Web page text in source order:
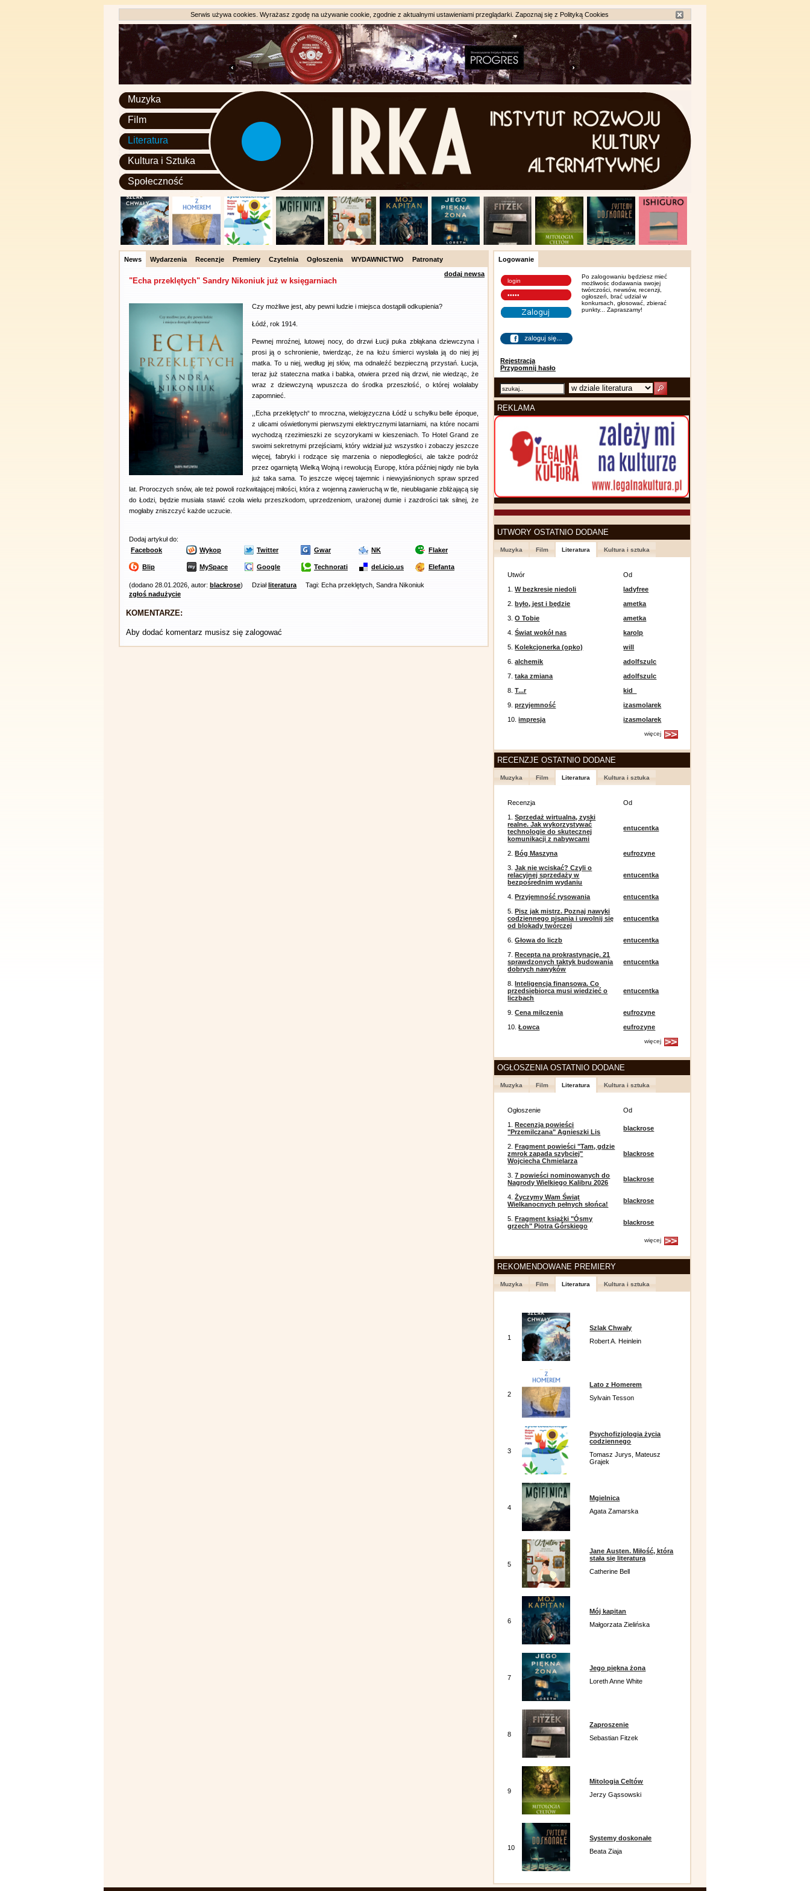
Serwis używa cookies. Wyrażasz zgodę na używanie cookie, zgodnie z aktualnymi ustawieniami przeglądarki. Zapoznaj się z Polityką Cookies
Muzyka
Film
Literatura
Kultura i Sztuka
Społeczność
News Wydarzenia Recenzje Premiery Czytelnia Ogłoszenia WYDAWNICTWO
Patronaty
dodaj newsa
"Echa przeklętych" Sandry Nikoniuk już w księgarniach
Czy możliwe jest, aby pewni ludzie i miejsca dostąpili odkupienia?
Łódź, rok 1914.
Pewnej mroźnej, lutowej nocy, do drzwi Łucji puka zbłąkana dziewczyna i
prosi ją o schronienie, twierdząc, że na łożu śmierci wysłała ją do niej jej
matka. To u niej, według jej słów, ma odnaleźć bezpieczną przystań. Łucja,
teraz już stateczna matka i babka, otwiera przed nią drzwi, nie wiedząc, że
wraz z dziewczyną wpuszcza do środka przeszłość, o której wolałaby
zapomnieć.
,,Echa przeklętych“ to mroczna, wielojęzyczna Łódź u schyłku belle époque,
z ulicami oświetlonymi pierwszymi elektrycznymi latarniami, na które nocami
wychodzą rzezimieszki ze scyzorykami w kieszeniach. To Hotel Grand ze
swoimi sekretnymi przejściami, który widział już wszystko i zobaczy jeszcze
więcej, fabryki i rodzące się marzenia o niepodległości, ale także podróż
przez ogarniętą Wielką Wojną i rewolucją Europę, która później nigdy nie była
już taka sama. To jeszcze więcej tajemnic i niewyjaśnionych spraw sprzed
lat. Proroczych snów, ale też powoli rozkwitającej miłości, która z wojenną zawieruchą w tle, nieubłaganie zbliżającą się
do Łodzi, będzie musiała stawić czoła wielu przeszkodom, uprzedzeniom, urażonej dumie i zazdrości tak silnej, że
mogłaby zniszczyć każde uczucie.
Dodaj artykuł do:
Facebook
Wykop Twitter Gwar NK Flaker
Blip MySpace Google Technorati del.icio.us Elefanta
(dodano 28.01.2026, autor: blackrose) Działliteratura
Tagi: Echa przeklętych, Sandra Nikoniuk
zgłoś nadużycie
KOMENTARZE:
Aby dodać komentarz musisz się zalogować
Logowanie
Rejestracja
Przypomnij hasło
Po zalogowaniu będziesz mieć
możliwośc dodawania swojej
twórczości, newsów, recenzji,
ogłoszeń, brać udział w
konkursach, głosować, zbierać
punkty... Zapraszamy!
REKLAMA
UTWORY OSTATNIO DODANE
Muzyka Film Literatura Kultura i sztuka
Utwór
Od
1.W bezkresie niedoli
ladyfree
2.było, jest i będzie
ametka
3.O Tobie
ametka
4.Świat wokół nas
karolp
5.Kolekcjonerka (opko)
will
6.alchemik
adolfszulc
7.taka zmiana
adolfszulc
8.T...r
kid_
9.przyjemność
izasmolarek
10.impresja izasmolarek
więcej
RECENZJE OSTATNIO DODANE
Muzyka Film Literatura Kultura i sztuka
Recenzja
Od
1.Sprzedaż wirtualna, zyski
realne. Jak wykorzystywać
technologie do skutecznej
komunikacji z nabywcami
entucentka
2.Bóg Maszyna
eufrozyne
3.Jak nie wciskać? Czyli o
relacyjnej sprzedaży w
bezpośrednim wydaniu
entucentka
4.Przyjemność rysowania
entucentka
5.Pisz jak mistrz. Poznaj nawyki
codziennego pisania i uwolnij się
od blokady twórczej
entucentka
6.Głowa do liczb
entucentka
7.Recepta na prokrastynację. 21
sprawdzonych taktyk budowania
dobrych nawyków
entucentka
8.Inteligencja finansowa. Co
przedsiębiorca musi wiedzieć o
liczbach
entucentka
9.Cena milczenia
eufrozyne
10.Łowca eufrozyne
więcej
OGŁOSZENIA OSTATNIO DODANE
Muzyka Film Literatura Kultura i sztuka
Ogłoszenie
Od
1.Recenzja powieści
"Przemilczana" Agnieszki Lis
blackrose
2.Fragment powieści "Tam, gdzie
zmrok zapada szybciej"
Wojciecha Chmielarza
blackrose
3.7 powieści nominowanych do
Nagrody Wielkiego Kalibru 2026
blackrose
4.Życzymy Wam Świąt
Wielkanocnych pełnych słońca!
blackrose
5.Fragment książki "Ósmy
grzech" Piotra Górskiego
blackrose
więcej
REKOMENDOWANE PREMIERY
Muzyka Film Literatura Kultura i sztuka
1
Szlak Chwały
Robert A. Heinlein
2
Lato z Homerem
Sylvain Tesson
3
Psychofizjologia życia
codziennego
Tomasz Jurys, Mateusz
Grajek
4
Mgielnica
Agata Zamarska
5
Jane Austen. Miłość, która
stała się literaturą
Catherine Bell
6
Mój kapitan
Małgorzata Zielińska
7
Jego piękna żona
Loreth Anne White
8
Zaproszenie
Sebastian Fitzek
9
Mitologia Celtów
Jerzy Gąssowski
10
Systemy doskonałe
Beata Ziaja